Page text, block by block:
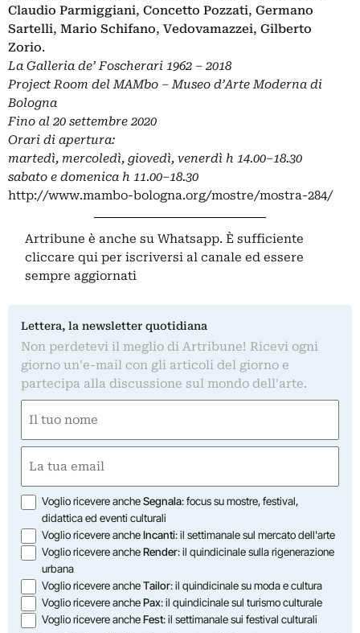
Claudio Parmiggiani, Concetto Pozzati, Germano
Sartelli, Mario Schifano, Vedovamazzei, Gilberto
Zorio.
La Galleria de’ Foscherari 1962 – 2018
Project Room del MAMbo – Museo d’Arte Moderna di
Bologna
Fino al 20 settembre 2020
Orari di apertura:
martedì, mercoledì, giovedì, venerdì h 14.00–18.30
sabato e domenica h 11.00–18.30
http://www.mambo-bologna.org/mostre/mostra-284/
Artribune è anche su Whatsapp. È sufficiente
cliccare qui per iscriversi al canale ed essere
sempre aggiornati
Lettera, la newsletter quotidiana
Non perdetevi il meglio di Artribune! Ricevi ogni
giorno un'e-mail con gli articoli del giorno e
partecipa alla discussione sul mondo dell'arte.
(Required)
First
(Required)
Opzioni
Voglio ricevere ancheSegnala: focus su mostre, festival,
didattica ed eventi culturali
Voglio ricevere ancheIncanti: il settimanale sul mercato dell'arte
Voglio ricevere ancheRender: il quindicinale sulla rigenerazione
urbana
Voglio ricevere ancheTailor: il quindicinale su moda e cultura
Voglio ricevere anchePax: il quindicinale sul turismo culturale
Voglio ricevere ancheFest: il settimanale sui festival culturali